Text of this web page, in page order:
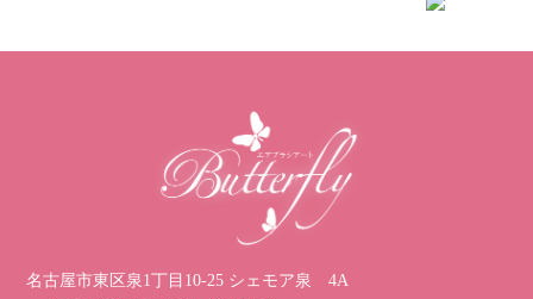
名古屋市東区泉1丁目10-25 シェモア泉 4A